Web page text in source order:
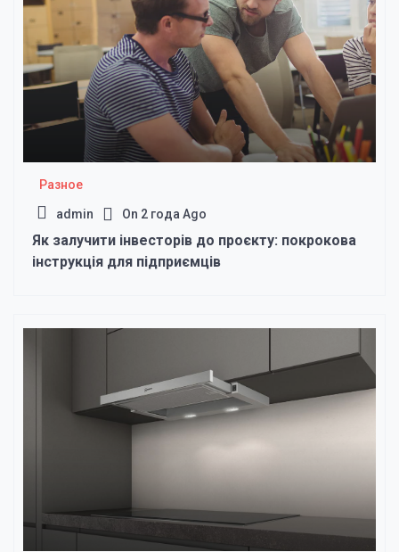
Разное
admin On 2 года Ago
Як залучити інвесторів до проєкту: покрокова
інструкція для підприємців